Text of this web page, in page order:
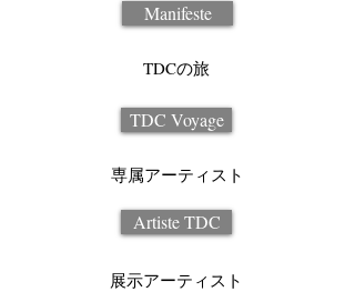
Manifeste
TDCの旅
TDC Voyage
専属アーティスト
Artiste TDC
展示アーティスト